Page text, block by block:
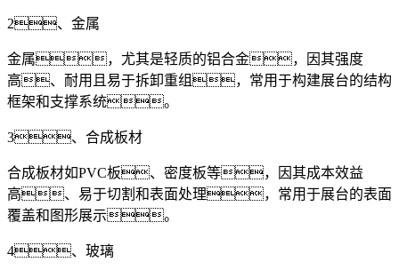
2、金属
金属，尤其是轻质的铝合金，因其强度
高、耐用且易于拆卸重组，常用于构建展台的结构
框架和支撑系统。
3、合成板材
合成板材如PVC板、密度板等，因其成本效益
高、易于切割和表面处理，常用于展台的表面
覆盖和图形展示。
4、玻璃